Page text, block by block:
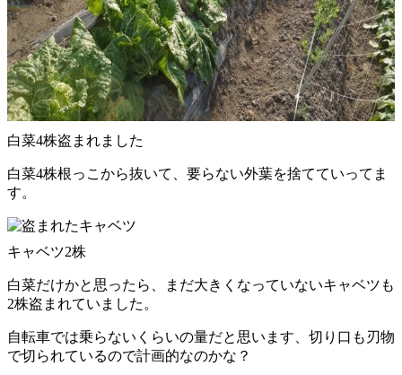
白菜4株盗まれました
白菜4株根っこから抜いて、要らない外葉を捨てていってま
す。
キャベツ2株
白菜だけかと思ったら、まだ大きくなっていないキャベツも
2株盗まれていました。
自転車では乗らないくらいの量だと思います、切り口も刃物
で切られているので計画的なのかな？